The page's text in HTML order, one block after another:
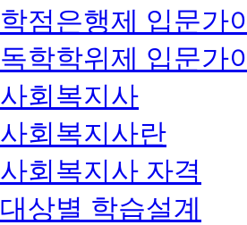
학점은행제 입문가
독학학위제 입문가
사회복지사
사회복지사란
사회복지사 자격
대상별 학습설계